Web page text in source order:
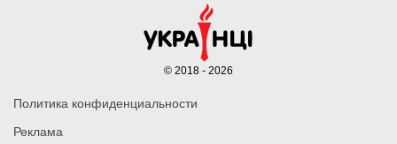
Политика конфиденциальности
Реклама
© 2018 - 2026